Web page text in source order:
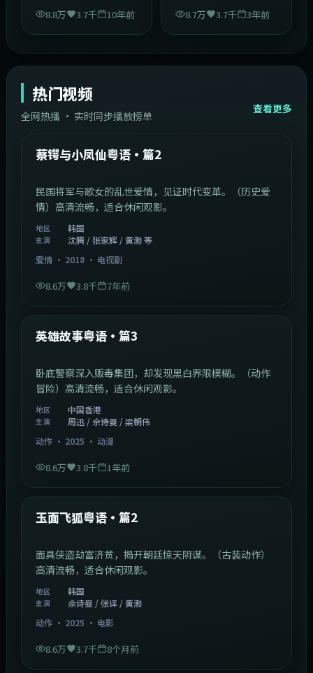
8.8万 3.7千 10年前 8.7万 3.7千 3年前
热门视频
全网热播 · 实时同步播放榜单
查看更多
热门
韩国 44:14
蔡锷与小凤仙粤语·篇2
民国将军与歌女的乱世爱情，见证时代变革。（历史爱
情）高清流畅，适合休闲观影。
地区 韩国
主演
沈腾 / 张家辉 / 黄渤 等
爱情· 2018· 电视剧
8.6万 3.8千 7年前
热门
英雄故事粤语·篇3
卧底警察深入贩毒集团，却发现黑白界限模糊。（动作
冒险）高清流畅，适合休闲观影。
地区 中国香港
主演
周迅 / 佘诗曼 / 梁朝伟
动作· 2025 · 动漫
8.6万 3.8千 1年前
热门
玉面飞狐粤语·篇2
面具侠盗劫富济贫，揭开朝廷惊天阴谋。（古装动作）
高清流畅，适合休闲观影。
地区 韩国
主演
佘诗曼 / 张译 / 黄渤
动作· 2025 · 电影
8.6万 3.7千 8个月前